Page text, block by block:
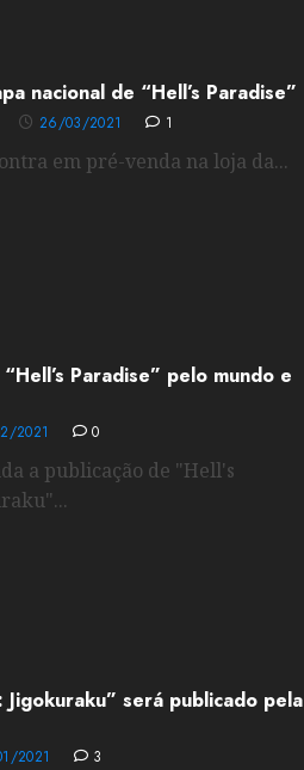
nacional de “Hell’s Paradise”
26/03/2021 1
em pré-venda na loja da...
Paradise” pelo mundo e
2021 0
a publicação de "Hell's
Jigokuraku” será publicado pela
2021 3